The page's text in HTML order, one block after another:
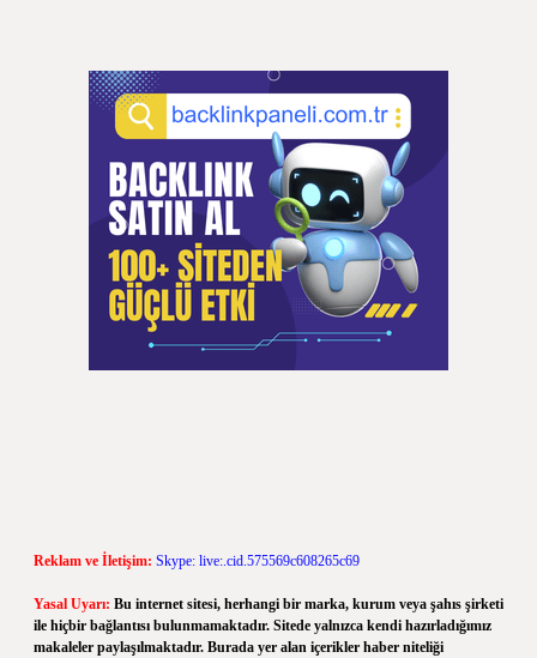
Reklam ve İletişim: Skype: live:.cid.575569c608265c69
Yasal Uyarı: Bu internet sitesi, herhangi bir marka, kurum veya şahıs şirketi
ile hiçbir bağlantısı bulunmamaktadır. Sitede yalnızca kendi hazırladığımız
makaleler paylaşılmaktadır. Burada yer alan içerikler haber niteliği